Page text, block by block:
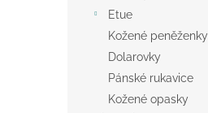
Etue
Kožené peněženky
Dolarovky
Pánské rukavice
Kožené opasky